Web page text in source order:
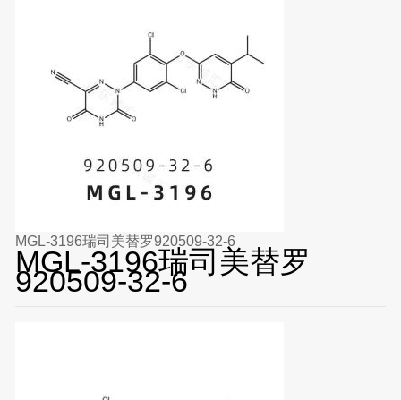
MGL-3196瑞司美替罗920509-32-6
MGL-3196瑞司美替罗
920509-32-6